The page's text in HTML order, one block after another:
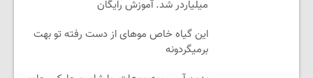
ویدیو هولناک از جوان کارتن خوابی که
میلیاردر شد. آموزش رایگان
برمیگردونه